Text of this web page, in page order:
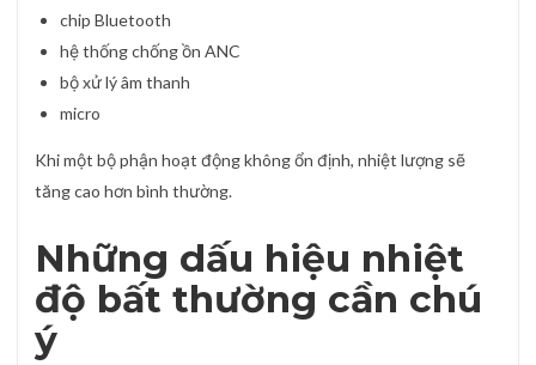
chip Bluetooth
hệ thống chống ồn ANC
bộ xử lý âm thanh
micro
Khi một bộ phận hoạt động không ổn định, nhiệt lượng sẽ
tăng cao hơn bình thường.
Những dấu hiệu nhiệt
độ bất thường cần chú
ý